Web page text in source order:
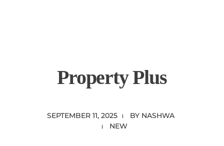
Property Plus
SEPTEMBER 11, 2025 BY NASHWA
NEW